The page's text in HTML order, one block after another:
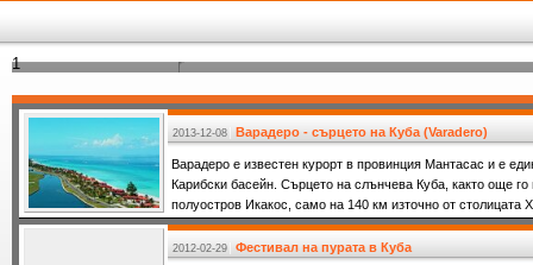
1
2013-12-08 Варадеро - сърцето на Куба (Varadero)
Варадеро е известен курорт в провинция Мантасас и е
Карибски басейн. Сърцето на слънчева Куба, както още
полуостров Икакос, само на 140 км източно от столицата
2012-02-29 Фестивал на пурата в Куба